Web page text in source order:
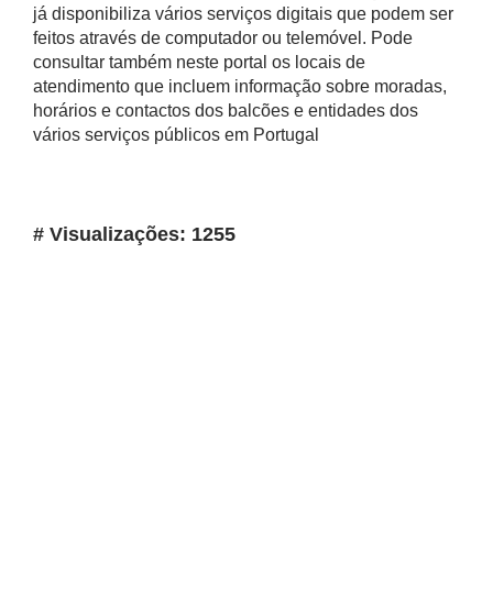
já disponibiliza vários serviços digitais que podem ser
feitos através de computador ou telemóvel. Pode
consultar também neste portal os locais de
atendimento que incluem informação sobre moradas,
horários e contactos dos balcões e entidades dos
vários serviços públicos em Portugal
# Visualizações: 1255